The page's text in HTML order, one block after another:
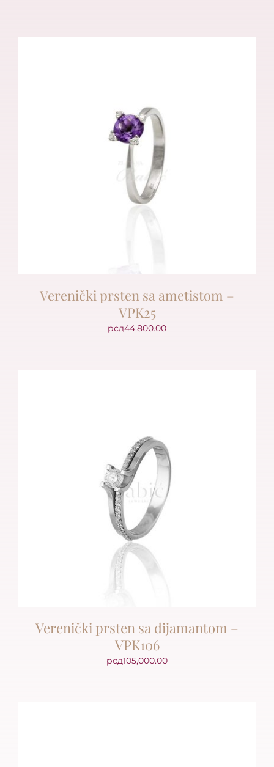
Verenički prsten sa ametistom –
VPK25
рсд44,800.00
Verenički prsten sa dijamantom –
VPK106
рсд105,000.00